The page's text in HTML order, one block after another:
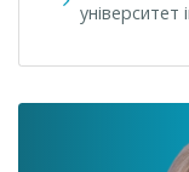
університет